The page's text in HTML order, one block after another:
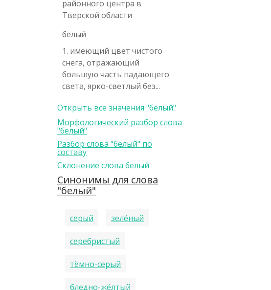
районного центра в
Тверской области
белый
1. имеющий цвет чистого
снега, отражающий
большую часть падающего
света, ярко-светлый без...
Открыть все значения "белый"
Морфологический разбор слова
"белый"
Разбор слова "белый" по
составу
Склонение слова белый
Синонимы для слова
"белый"
серый зелёный
серебристый
тёмно-серый
бледно-жёлтый